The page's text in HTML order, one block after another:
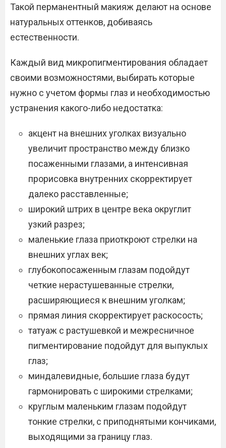
Такой перманентный макияж делают на основе
натуральных оттенков, добиваясь
естественности.
Каждый вид микропигментирования обладает
своими возможностями, выбирать которые
нужно с учетом формы глаз и необходимостью
устранения какого-либо недостатка:
акцент на внешних уголках визуально
увеличит пространство между близко
посаженными глазами, а интенсивная
прорисовка внутренних скорректирует
далеко расставленные;
широкий штрих в центре века округлит
узкий разрез;
маленькие глаза приоткроют стрелки на
внешних углах век;
глубокопосаженным глазам подойдут
четкие нерастушеванные стрелки,
расширяющиеся к внешним уголкам;
прямая линия скорректирует раскосость;
татуаж с растушевкой и межресничное
пигментирование подойдут для выпуклых
глаз;
миндалевидные, большие глаза будут
гармонировать с широкими стрелками;
круглым маленьким глазам подойдут
тонкие стрелки, с приподнятыми кончиками,
выходящими за границу глаз.